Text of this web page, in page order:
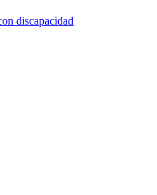
discapacidad